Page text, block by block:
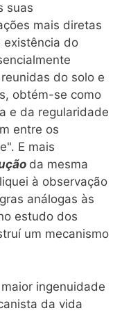
suas
mais diretas
existência do
do solo e
obtém-se como
e da regularidade
entre os
E mais
da mesma
à observação
análogas às
estudo dos
um mecanismo
ingenuidade
da vida